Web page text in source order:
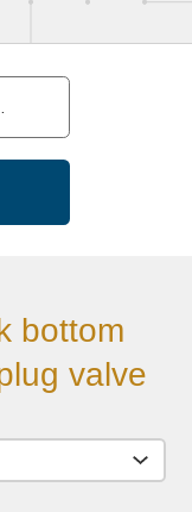
bottom
valve